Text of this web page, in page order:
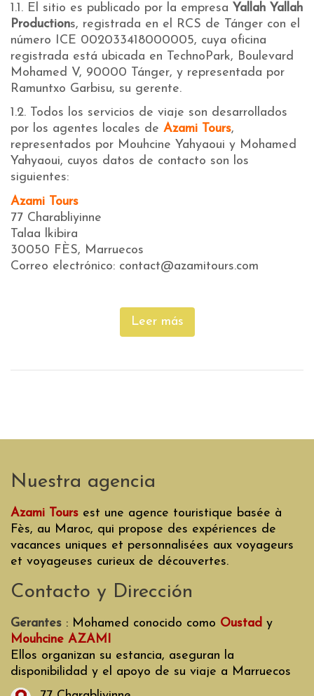
1.1. El sitio es publicado por la empresa Yallah Yallah
Productions, registrada en el RCS de Tánger con el
número ICE 002033418000005, cuya oficina
registrada está ubicada en TechnoPark, Boulevard
Mohamed V, 90000 Tánger, y representada por
Ramuntxo Garbisu, su gerente.
1.2. Todos los servicios de viaje son desarrollados
por los agentes locales de Azami Tours,
representados por Mouhcine Yahyaoui y Mohamed
Yahyaoui, cuyos datos de contacto son los
siguientes:
Azami Tours
77 Charabliyinne
Talaa lkibira
30050 FÈS, Marruecos
Correo electrónico: contact@azamitours.com
Leer más
Nuestra agencia
Azami Tours est une agence touristique basée à
Fès, au Maroc, qui propose des expériences de
vacances uniques et personnalisées aux voyageurs
et voyageuses curieux de découvertes.
Contacto y Dirección
Gerantes : Mohamed conocido como Oustad y
Mouhcine AZAMI
Ellos organizan su estancia, aseguran la
disponibilidad y el apoyo de su viaje a Marruecos